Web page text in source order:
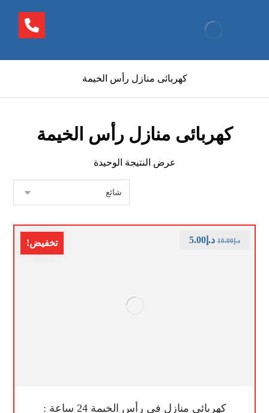
كهربائى منازل رأس الخيمة
كهربائى منازل رأس الخيمة
عرض النتيجة الوحيدة
تخفيض!
كهربائى منازل فى رأس الخيمة 24 ساعة :
د.إ10.00 د.إ5.00